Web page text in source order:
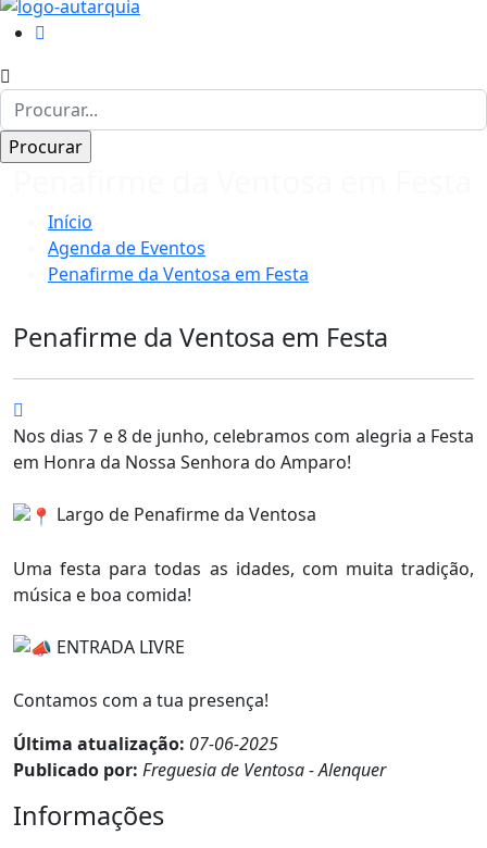
Início
Agenda de Eventos
Penafirme da Ventosa em Festa
Penafirme da Ventosa em Festa
Nos dias 7 e 8 de junho, celebramos com alegria a Festa
em Honra da Nossa Senhora do Amparo!
Largo de Penafirme da Ventosa
Uma festa para todas as idades, com muita tradição,
música e boa comida!
ENTRADA LIVRE
Contamos com a tua presença!
Última atualização: 07-06-2025
Publicado por: Freguesia de Ventosa - Alenquer
Informações